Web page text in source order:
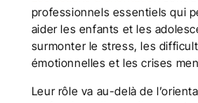
professionnels essentiels qui
aider les enfants et les
surmonter le stress, les
émotionnelles et les crises
Leur rôle va au-delà de